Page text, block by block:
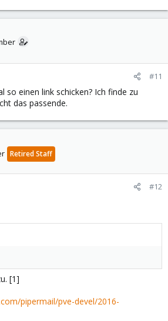
#11
so einen link schicken? Ich finde zu
das passende.
Retired Staff
#12
[1]
pipermail/pve-devel/2016-